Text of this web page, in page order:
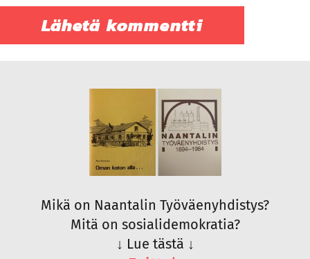
Mikä on Naantalin Työväenyhdistys?
Mitä on sosialidemokratia?
↓ Lue tästä ↓